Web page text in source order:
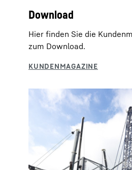
Download
Hier finden Sie die
zum Download.